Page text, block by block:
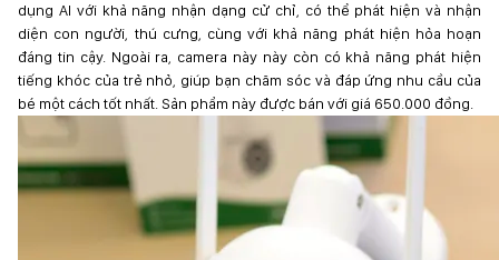
dụng AI với khả năng nhận dạng cử chỉ, có thể phát hiện và nhận
diện con người, thú cưng, cùng với khả năng phát hiện hỏa hoạn
đáng tin cậy. Ngoài ra, camera này này còn có khả năng phát hiện
tiếng khóc của trẻ nhỏ, giúp bạn chăm sóc và đáp ứng nhu cầu của
bé một cách tốt nhất. Sản phẩm này được bán với giá 650.000 đồng.